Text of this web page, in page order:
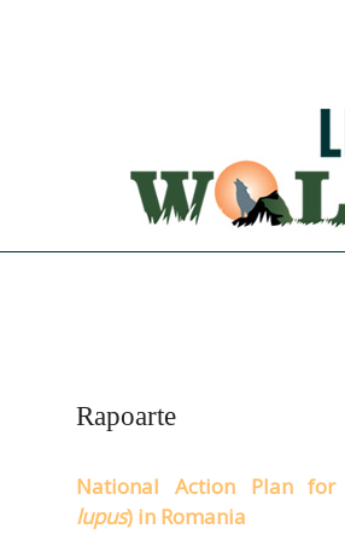
Rapoarte
National Action Plan
lupus) in Romania